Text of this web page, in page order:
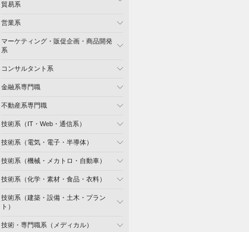
貿易系
営業系
マーケティング・販促企画・商品開発
系
コンサルタント系
金融系専門職
不動産系専門職
技術系（IT・Web・通信系）
技術系（電気・電子・半導体）
技術系（機械・メカトロ・自動車）
技術系（化学・素材・食品・衣料）
技術系（建築・設備・土木・プラン
ト）
技術・専門職系（メディカル）